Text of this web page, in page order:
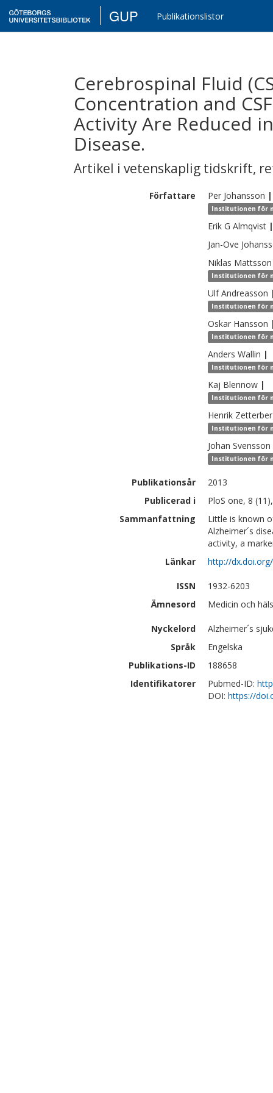
GUP Publikationslistor
Cerebrospinal Fluid
Concentration and
Activity Are Reduced
Disease.
Artikel i vetenskaplig tidskrift,
Författare Per Johansson |
Institutionen för
Erik G Almqvist |
Jan-Ove
Niklas Mattsson
Institutionen för
Ulf Andreasson
Institutionen för
Oskar Hansson
Institutionen för
Anders Wallin |
Institutionen för
Kaj Blennow |
Institutionen för
Henrik
Institutionen för
Johan Svensson
Institutionen för
Publikationsår
2013
Publicerad i
PloS one, 8
Sammanfattning
Little is known
Alzheimer´s
activity, a
Länkar
http://
ISSN
1932-6203
Ämnesord
Medicin och
Nyckelord
Alzheimer´s
Språk
Engelska
Publikations-ID
188658
Identifikatorer
Pubmed-ID:
DOI: https://